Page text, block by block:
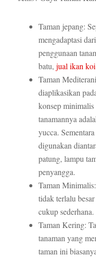
Taman jepang:
mengadaptasi
penggunaan
batu, jual ikan koi
Taman
diaplikasikan
konsep
tanamannya
yucca.
digunakan
patung, lampu
penyangga.
Taman
tidak terlalu
cukup sederhana.
Taman Kering:
tanaman yang
taman ini